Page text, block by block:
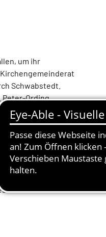
um ihr
Schwabstedt.
Peter-Ording.
und
Michael
Immer
Buchbandes mit